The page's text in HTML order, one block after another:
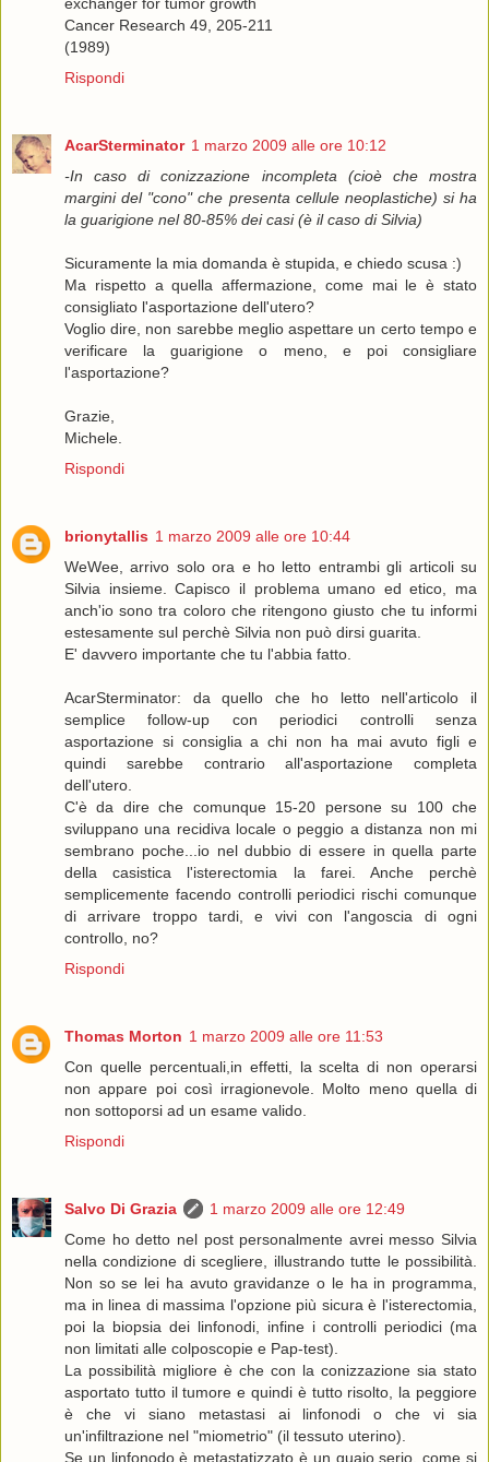
Cancer Research 49, 205-211
(1989)
Rispondi
AcarSterminator 1 marzo 2009 alle ore 10:12
-In caso di conizzazione incompleta (cioè che mostra
margini del "cono" che presenta cellule neoplastiche) si ha
la guarigione nel 80-85% dei casi (è il caso di Silvia)
Sicuramente la mia domanda è stupida, e chiedo scusa :)
Ma rispetto a quella affermazione, come mai le è stato
consigliato l'asportazione dell'utero?
Voglio dire, non sarebbe meglio aspettare un certo tempo e
verificare la guarigione o meno, e poi consigliare
l'asportazione?
Grazie,
Michele.
Rispondi
brionytallis 1 marzo 2009 alle ore 10:44
WeWee, arrivo solo ora e ho letto entrambi gli articoli su
Silvia insieme. Capisco il problema umano ed etico, ma
anch'io sono tra coloro che ritengono giusto che tu informi
estesamente sul perchè Silvia non può dirsi guarita.
E' davvero importante che tu l'abbia fatto.
AcarSterminator: da quello che ho letto nell'articolo il
semplice follow-up con periodici controlli senza
asportazione si consiglia a chi non ha mai avuto figli e
quindi sarebbe contrario all'asportazione completa
dell'utero.
C'è da dire che comunque 15-20 persone su 100 che
sviluppano una recidiva locale o peggio a distanza non mi
sembrano poche...io nel dubbio di essere in quella parte
della casistica l'isterectomia la farei. Anche perchè
semplicemente facendo controlli periodici rischi comunque
di arrivare troppo tardi, e vivi con l'angoscia di ogni
controllo, no?
Rispondi
Thomas Morton 1 marzo 2009 alle ore 11:53
Con quelle percentuali,in effetti, la scelta di non operarsi
non appare poi così irragionevole. Molto meno quella di
non sottoporsi ad un esame valido.
Rispondi
Salvo Di Grazia
1 marzo 2009 alle ore 12:49
Come ho detto nel post personalmente avrei messo Silvia
nella condizione di scegliere, illustrando tutte le possibilità.
Non so se lei ha avuto gravidanze o le ha in programma,
ma in linea di massima l'opzione più sicura è l'isterectomia,
poi la biopsia dei linfonodi, infine i controlli periodici (ma
non limitati alle colposcopie e Pap-test).
La possibilità migliore è che con la conizzazione sia stato
asportato tutto il tumore e quindi è tutto risolto, la peggiore
è che vi siano metastasi ai linfonodi o che vi sia
un'infiltrazione nel "miometrio" (il tessuto uterino).
Se un linfonodo è metastatizzato è un guaio serio, come si